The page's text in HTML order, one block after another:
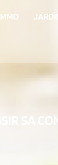
JARDIN
SA